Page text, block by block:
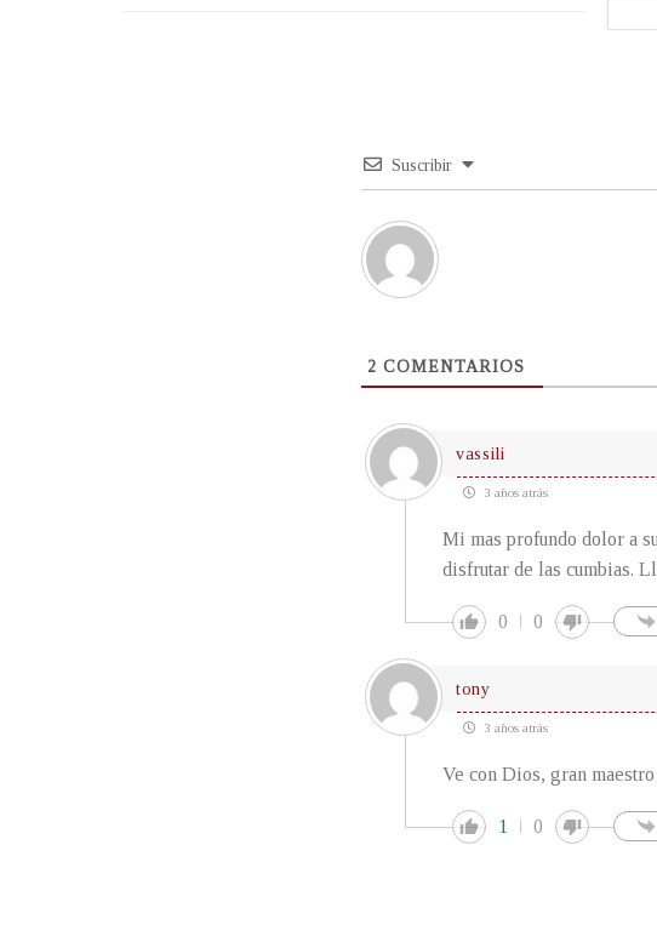
Suscribir
2 COMENTARIOS
vassili
3 años atrás
Mi mas profundo dolor a
disfrutar de las cumbias.
0 0
tony
3 años atrás
Ve con Dios, gran
1 0